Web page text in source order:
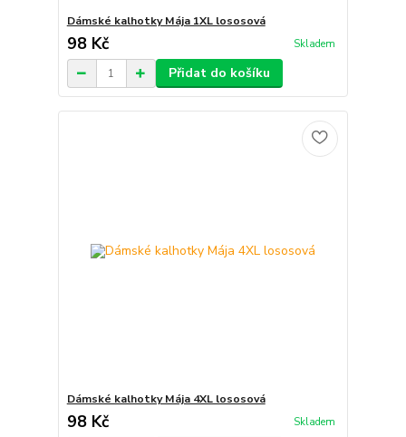
Dámské kalhotky Mája 1XL lososová
98 Kč Skladem
Přidat do košíku
Dámské kalhotky Mája 4XL lososová
98 Kč Skladem